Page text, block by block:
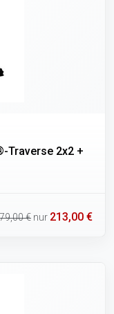
Traverse 2x2 +
€ nur 213,00 €